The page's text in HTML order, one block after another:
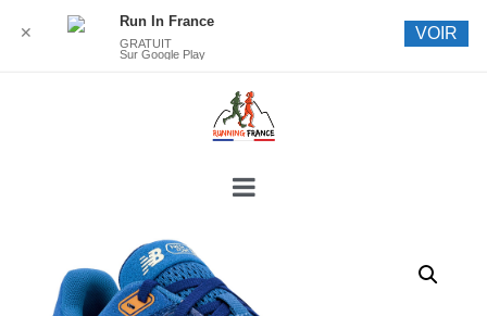
✕
Run In France
GRATUIT
Sur Google Play
VOIR